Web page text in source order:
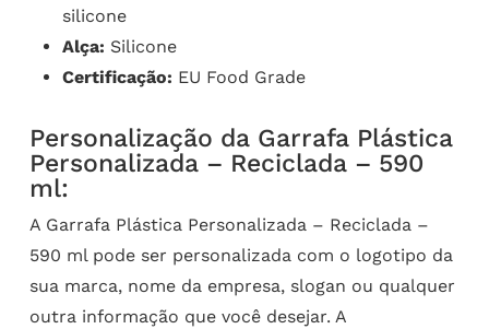
silicone
Alça: Silicone
Certificação: EU Food Grade
Personalização da Garrafa Plástica
Personalizada – Reciclada – 590
ml:
A Garrafa Plástica Personalizada – Reciclada –
590 ml pode ser personalizada com o logotipo da
sua marca, nome da empresa, slogan ou qualquer
outra informação que você desejar. A